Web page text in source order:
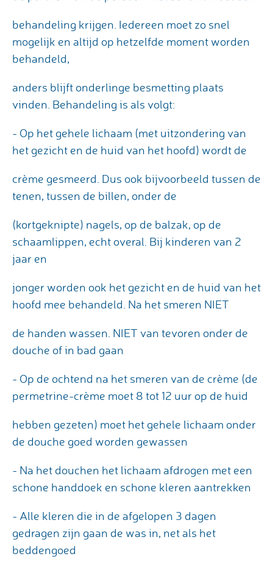
behandeling krijgen. Iedereen moet zo snel
mogelijk en altijd op hetzelfde moment worden
behandeld,
anders blijft onderlinge besmetting plaats
vinden. Behandeling is als volgt:
- Op het gehele lichaam (met uitzondering van
het gezicht en de huid van het hoofd) wordt de
crème gesmeerd. Dus ook bijvoorbeeld tussen de
tenen, tussen de billen, onder de
(kortgeknipte) nagels, op de balzak, op de
schaamlippen, echt overal. Bij kinderen van 2
jaar en
jonger worden ook het gezicht en de huid van het
hoofd mee behandeld. Na het smeren NIET
de handen wassen. NIET van tevoren onder de
douche of in bad gaan
- Op de ochtend na het smeren van de crème (de
permetrine-crème moet 8 tot 12 uur op de huid
hebben gezeten) moet het gehele lichaam onder
de douche goed worden gewassen
- Na het douchen het lichaam afdrogen met een
schone handdoek en schone kleren aantrekken
- Alle kleren die in de afgelopen 3 dagen
gedragen zijn gaan de was in, net als het
beddengoed